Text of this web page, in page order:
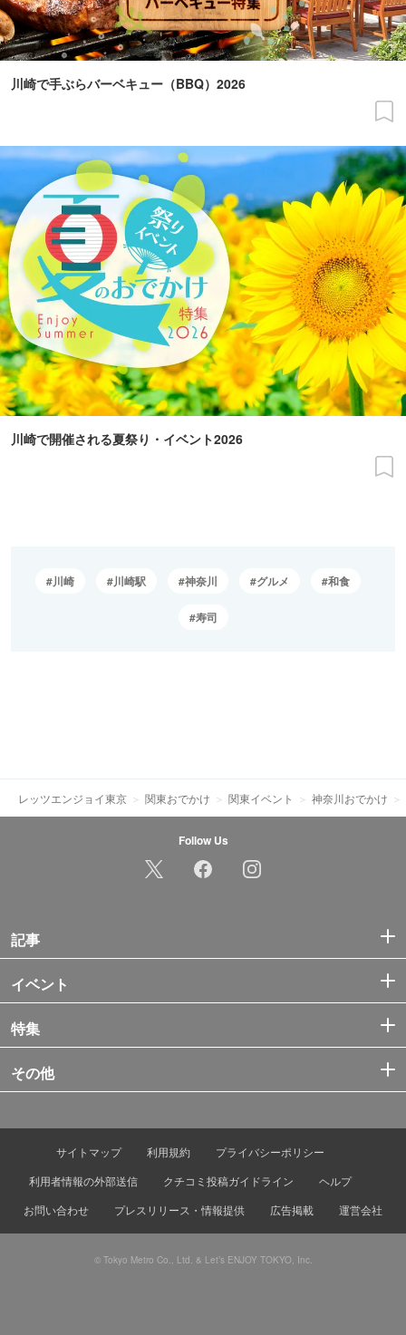
川崎で手ぶらバーベキュー（BBQ）2026
川崎で開催される夏祭り・イベント2026
川崎 川崎駅 神奈川 グルメ 和食
寿司
レッツエンジョイ東京 関東おでかけ 関東イベント 神奈川おでかけ
Follow Us
記事
イベント
特集
その他
サイトマップ 利用規約
プライバシーポリシー
利用者情報の外部送信
クチコミ投稿ガイドライン
ヘルプ
お問い合わせ
プレスリリース・情報提供 広告掲載 運営会社
© Tokyo Metro Co., Ltd. & Let’s ENJOY TOKYO, Inc.